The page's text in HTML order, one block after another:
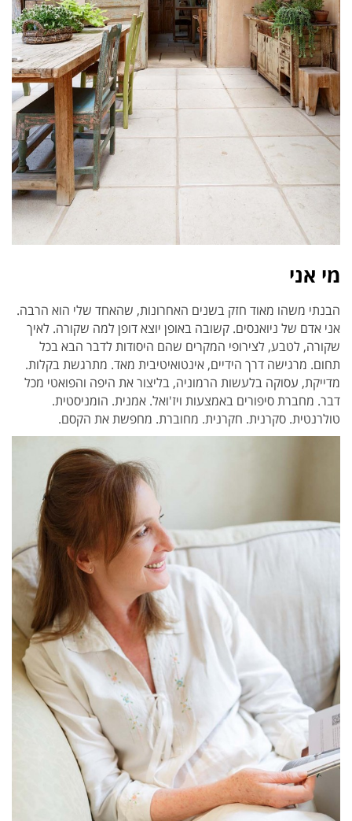
מי אני
הבנתי משהו מאוד חזק בשנים האחרונות, שהאחד שלי הוא הרבה.
אני אדם של ניואנסים. קשובה באופן יוצא דופן למה שקורה. לאיך
שקורה, לטבע, לצירופי המקרים שהם היסודות לדבר הבא בכל
תחום. מרגישה דרך הידיים, אינטואיטיבית מאד. מתרגשת בקלות.
מדייקת, עסוקה בלעשות הרמוניה, בליצור את היפה והפואטי מכל
דבר. מחברת סיפורים באמצעות ויז'ואל. אמנית. הומניסטית.
טולרנטית. סקרנית. חקרנית. מחוברת. מחפשת את הקסם.